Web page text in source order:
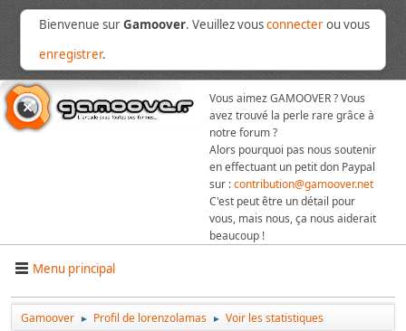
Bienvenue surGamoover. Veuillez vousconnecterou vous
enregistrer.
Vous aimez GAMOOVER ? Vous
avez trouvé la perle rare grâce à
notre forum ?
Alors pourquoi pas nous soutenir
en effectuant un petit don Paypal
sur :contribution@gamoover.net
C'est peut être un détail pour
vous, mais nous, ça nous aiderait
beaucoup !
Menu principal
Gamoover ► Profil de lorenzolamas ► Voir les statistiques